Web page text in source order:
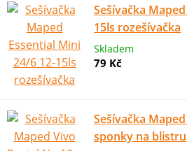
Sešívačka
15ls rozešívačka
Skladem
79 Kč
Sešívačka
sponky na blistru